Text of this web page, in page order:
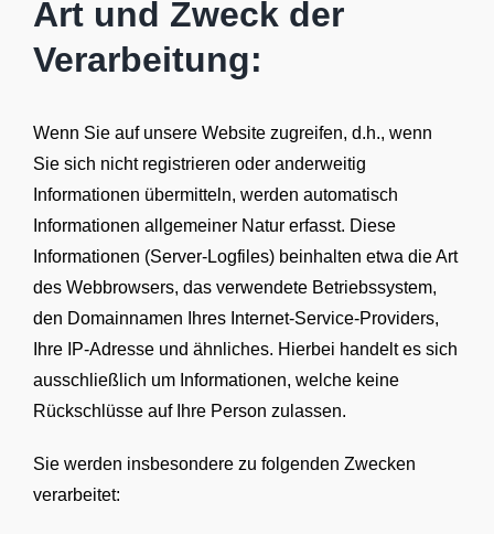
Art und Zweck der
Verarbeitung:
Wenn Sie auf unsere Website zugreifen, d.h., wenn
Sie sich nicht registrieren oder anderweitig
Informationen übermitteln, werden automatisch
Informationen allgemeiner Natur erfasst. Diese
Informationen (Server-Logfiles) beinhalten etwa die Art
des Webbrowsers, das verwendete Betriebssystem,
den Domainnamen Ihres Internet-Service-Providers,
Ihre IP-Adresse und ähnliches. Hierbei handelt es sich
ausschließlich um Informationen, welche keine
Rückschlüsse auf Ihre Person zulassen.
Sie werden insbesondere zu folgenden Zwecken
verarbeitet: